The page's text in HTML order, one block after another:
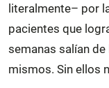
literalmente– por
pacientes que
semanas salían
mismos. Sin ellos